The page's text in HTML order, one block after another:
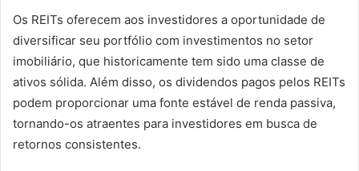
Os REITs oferecem aos investidores a oportunidade de
diversificar seu portfólio com investimentos no setor
imobiliário, que historicamente tem sido uma classe de
ativos sólida. Além disso, os dividendos pagos pelos REITs
podem proporcionar uma fonte estável de renda passiva,
tornando-os atraentes para investidores em busca de
retornos consistentes.